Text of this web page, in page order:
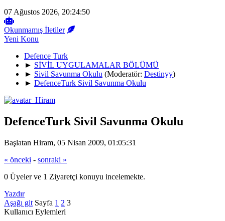
07 Ağustos 2026, 20:24:50
Okunmamış İletiler
Yeni Konu
Defence Turk
► SİVİL UYGULAMALAR BÖLÜMÜ
► Sivil Savunma Okulu (Moderatör: Destinyy)
► DefenceTurk Sivil Savunma Okulu
DefenceTurk Sivil Savunma Okulu
Başlatan Hiram, 05 Nisan 2009, 01:05:31
« önceki - sonraki »
0 Üyeler ve 1 Ziyaretçi konuyu incelemekte.
Yazdır
Aşağı git Sayfa 1 2 3
Kullanıcı Eylemleri